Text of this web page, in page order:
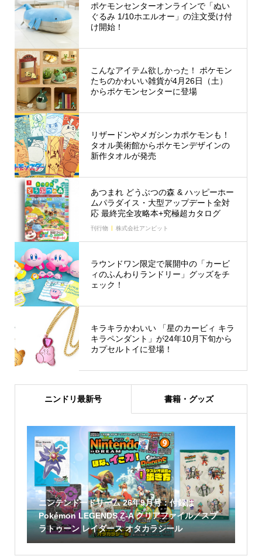
ポケモンセンターオンラインで「ぬい
ぐるみ 1/10ホエルオー」の注文​​受け付
け開始！
こんなアイテム欲しかった！ ポケモン
たちのかわいい雑貨が4月26日（土）
からポケモンセンターに登場
リザードンやメガシンカポケモンも！
タオル美術館からポケモンデザインの
新作タオルが発売
あつまれ どうぶつの森 & ハッピーホー
ムパラダイス・大型アップデート全対
応 最終完全攻略本+究極超カタログ
刊行物 株式会社アンビット
ラウンドワン限定で展開中の「カービ
ィのふんわりランドリー」グッズをチ
ェック！
キラキラかわいい 「星のカービィ キラ
キラペンダント」が24年10月下旬から
カプセルトイに登場！
ニンドリ最新号 書籍・グッズ
ニンテンドードリーム 26年9月号：付録は
Pokémon LEGENDS Z-A クリアファイル／スプ
ラトゥーン レイダース オタカラシール